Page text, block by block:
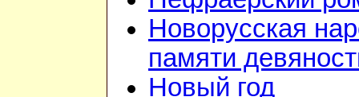
Новорусская
памяти
Новый год